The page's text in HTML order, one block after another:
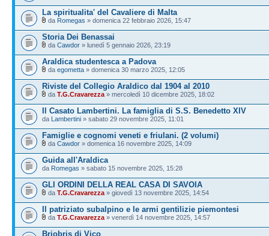
La spiritualita' del Cavaliere di Malta
da Romegas » domenica 22 febbraio 2026, 15:47
Storia Dei Benassai
da Cawdor » lunedì 5 gennaio 2026, 23:19
Araldica studentesca a Padova
da egometta » domenica 30 marzo 2025, 12:05
Riviste del Collegio Araldico dal 1904 al 2010
da T.G.Cravarezza » mercoledì 10 dicembre 2025, 18:02
Il Casato Lambertini. La famiglia di S.S. Benedetto XIV
da Lambertini » sabato 29 novembre 2025, 11:01
Famiglie e cognomi veneti e friulani. (2 volumi)
da Cawdor » domenica 16 novembre 2025, 14:09
Guida all'Araldica
da Romegas » sabato 15 novembre 2025, 15:28
GLI ORDINI DELLA REAL CASA DI SAVOIA
da T.G.Cravarezza » giovedì 13 novembre 2025, 14:54
Il patriziato subalpino e le armi gentilizie piemontesi
da T.G.Cravarezza » venerdì 14 novembre 2025, 14:57
Briobris di Vico